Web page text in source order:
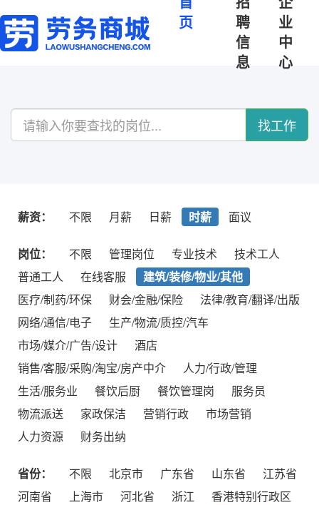
页
聘
信
息
业
中
心
找工作
薪资： 不限 月薪 日薪 时薪 面议
岗位： 不限 管理岗位 专业技术
技术工人
普通工人
在线客服
建筑/装修/物业/其他
医疗/制药/环保
财会/金融/保险
法律/教育/翻译/出版
网络/通信/电子
生产/物流/质控/汽车
市场/媒介/广告/设计
酒店
销售/客服/采购/淘宝/房产中介
人力/行政/管理
生活/服务业
餐饮后厨 餐饮管理岗
服务员
物流派送
家政保洁 营销行政
市场营销
人力资源
财务出纳
省份： 不限 北京市 广东省 山东省
江苏省
河南省
上海市 河北省 浙江
香港特别行政区